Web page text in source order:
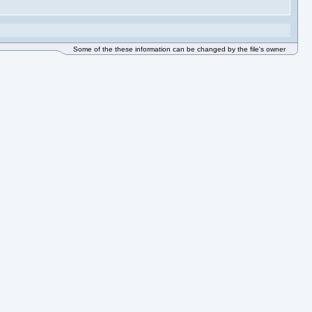
Some of the these information can be changed by the file's owner